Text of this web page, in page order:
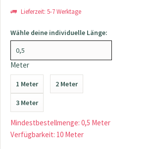
Lieferzeit: 5-7 Werktage
Wähle deine individuelle Länge:
Meter
1 Meter 2 Meter
3 Meter
Mindestbestellmenge: 0,5 Meter
Verfügbarkeit: 10 Meter